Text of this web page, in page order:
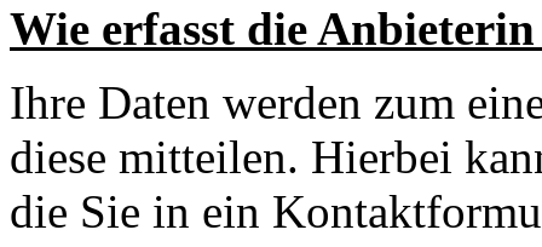
Wie erfasst die
Ihre Daten werden zum
diese mitteilen. Hierbei
die Sie in ein